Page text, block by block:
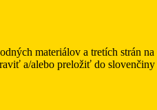
materiálov a tretích strán
a/alebo preložiť do